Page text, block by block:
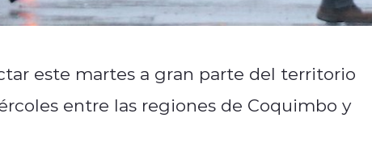
este martes a gran parte del territorio
entre las regiones de Coquimbo y